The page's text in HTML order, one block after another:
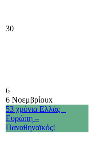
30
6
6 Νοεμβρίουx
53 χρόνια Ελλάς –
Ευρώπη –
Παναθηναϊκός!